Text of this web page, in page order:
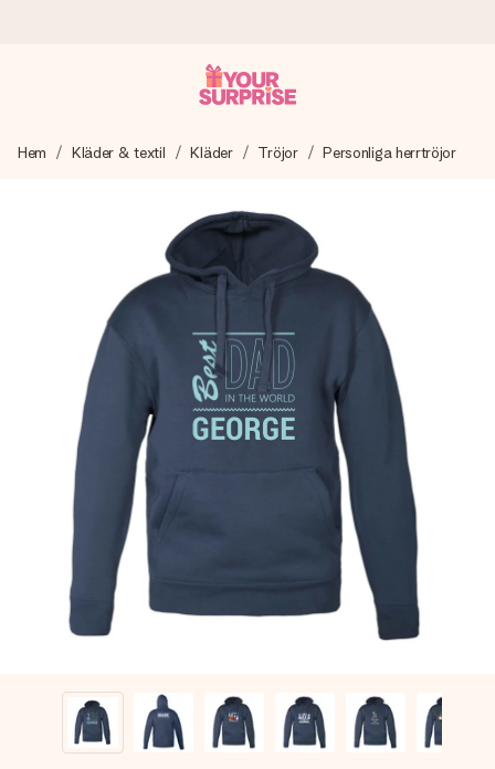
Vi skapar din gåva med omsorg och skickar den blixtsnabbt
4,6 (baserat på +15 000 recensioner)
Våra gåvor inspirerar. Kunder ger oss 4,6 på Google
Reviews.
Gratis hälsning
Skapa något unikt med bara några få steg – med hennes
namn, ditt foto eller ett meddelande som verkligen berör
hennes hjärta. Inget krångel, bara med all kärlek för stunden.
Hem Kläder & textil Kläder Tröjor Personliga herrtröjor